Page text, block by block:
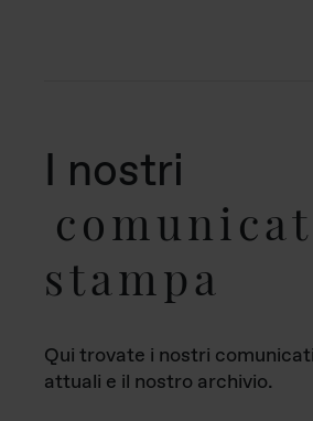
I nostri
stampa
Qui trovate i nostri
attuali e il nostro archivio.